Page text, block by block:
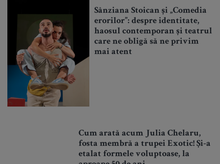
Sânziana Stoican și „Comedia
erorilor”: despre identitate,
haosul contemporan și teatrul
care ne obligă să ne privim
mai atent
Cum arată acum Julia Chelaru,
fosta membră a trupei Exotic! Și-a
etalat formele voluptoase, la